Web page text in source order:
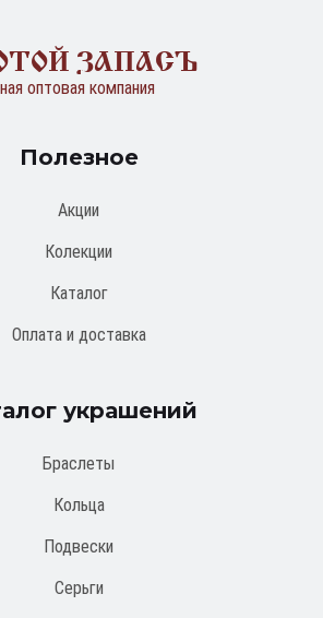
ЗАПАСЪ
оптовая компания
Полезное
Акции
Колекции
Каталог
Оплата и доставка
украшений
Браслеты
Кольца
Подвески
Серьги